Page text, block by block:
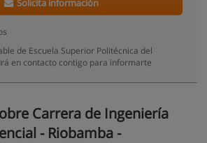
Solicita información
de Escuela Superior Politécnica del
en contacto contigo para informarte
Carrera de Ingeniería
- Riobamba -